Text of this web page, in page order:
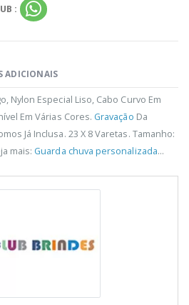
:
ADICIONAIS
Nylon Especial Liso, Cabo Curvo Em
Em Várias Cores. Gravação Da
Já Inclusa. 23 X 8 Varetas. Tamanho:
mais: Guarda chuva personalizada...